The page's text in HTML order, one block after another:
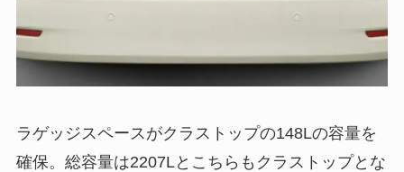
ラゲッジスペースがクラストップの148Lの容量を
確保。総容量は2207Lとこちらもクラストップとな